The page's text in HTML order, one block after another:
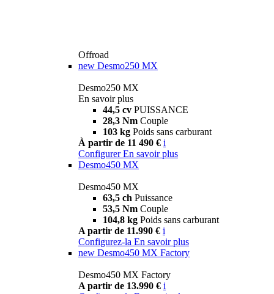
Offroad
new Desmo250 MX
Desmo250 MX
En savoir plus
44,5 cv PUISSANCE
28,3 Nm Couple
103 kg Poids sans carburant
À partir de 11 490 € i
Configurer En savoir plus
Desmo450 MX
Desmo450 MX
63,5 ch Puissance
53,5 Nm Couple
104,8 kg Poids sans carburant
A partir de 11.990 € i
Configurez-la En savoir plus
new Desmo450 MX Factory
Desmo450 MX Factory
A partir de 13.990 € i